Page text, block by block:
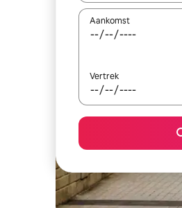
Aankomst
Vertrek